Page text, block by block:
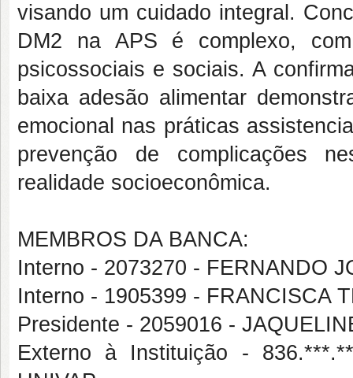
visando um cuidado integral.
DM2 na APS é complexo,
psicossociais e sociais. A
baixa adesão alimentar
emocional nas práticas
prevenção de complicações
realidade socioeconômica.
MEMBROS DA BANCA:
Interno - 2073270 - FERNANDO
Interno - 1905399 - FRANCISCA
Presidente - 2059016 -
Externo à Instituição -